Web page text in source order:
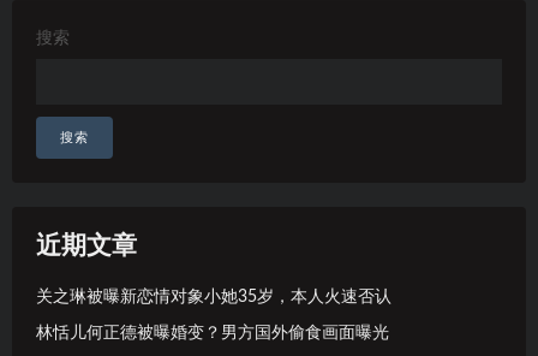
搜索
搜索
近期文章
关之琳被曝新恋情对象小她35岁，本人火速否认
林恬儿何正德被曝婚变？男方国外偷食画面曝光